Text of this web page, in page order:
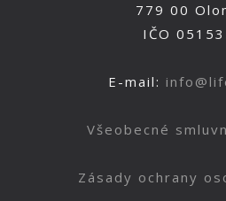
779 00
IČO
E-mail:
Všeobecné
Zásady ochrany